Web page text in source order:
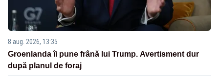
8 aug. 2026, 13:35
Groenlanda îi pune frână lui Trump. Avertisment dur
după planul de foraj